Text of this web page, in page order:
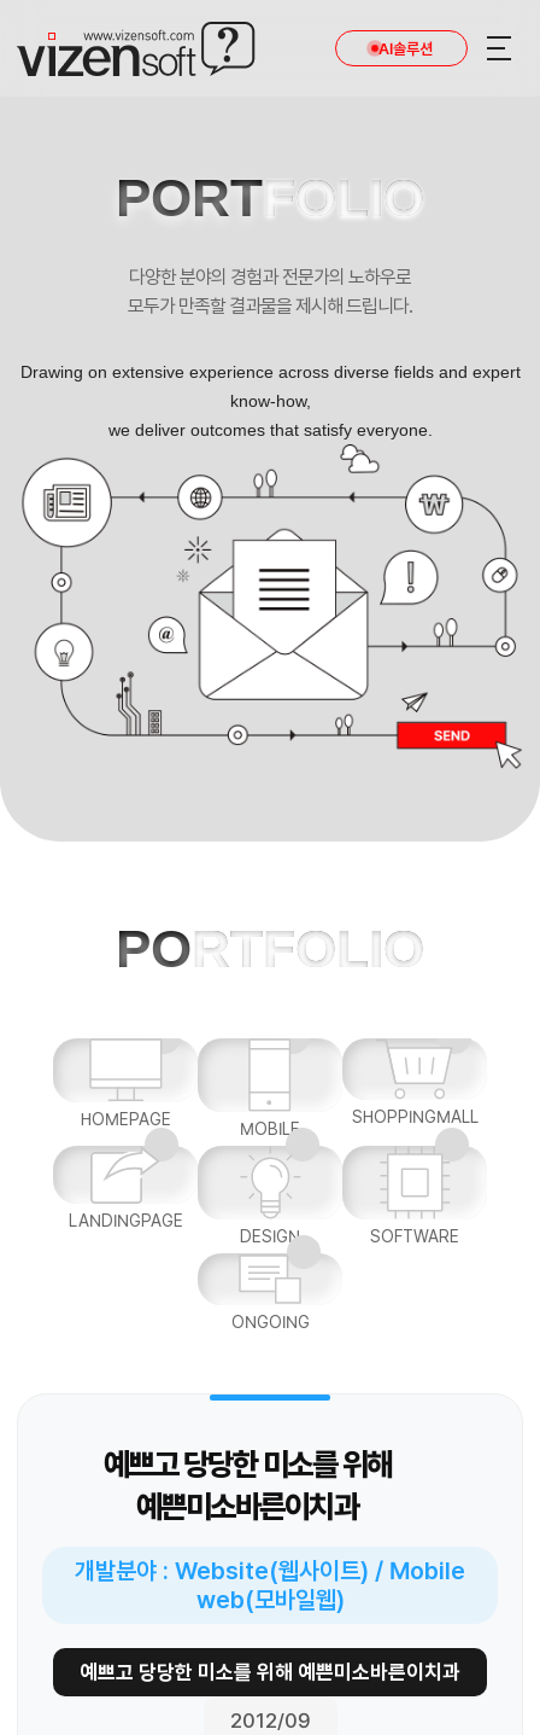
AI솔루션
예쁘고 당당한 미소를 위해 예쁜미소바른이치과 포트폴리오
PORTFOLIO
다양한 분야의 경험과 전문가의 노하우로
모두가 만족할 결과물을 제시해 드립니다.
Drawing on extensive experience across diverse fields and expert
know-how,
we deliver outcomes that satisfy everyone.
PORTFOLIO
HOMEPAGE MOBILE
SHOPPINGMALL
LANDINGPAGE
DESIGN
SOFTWARE
ONGOING
예쁘고 당당한 미소를 위해
예쁜미소바른이치과
개발분야 : Website(웹사이트) / Mobile
web(모바일웹)
예쁘고 당당한 미소를 위해 예쁜미소바른이치과
2012/09